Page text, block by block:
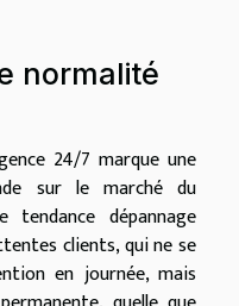
normalité
24/7 marque une
sur le marché du
tendance dépannage
clients, qui ne se
en journée, mais